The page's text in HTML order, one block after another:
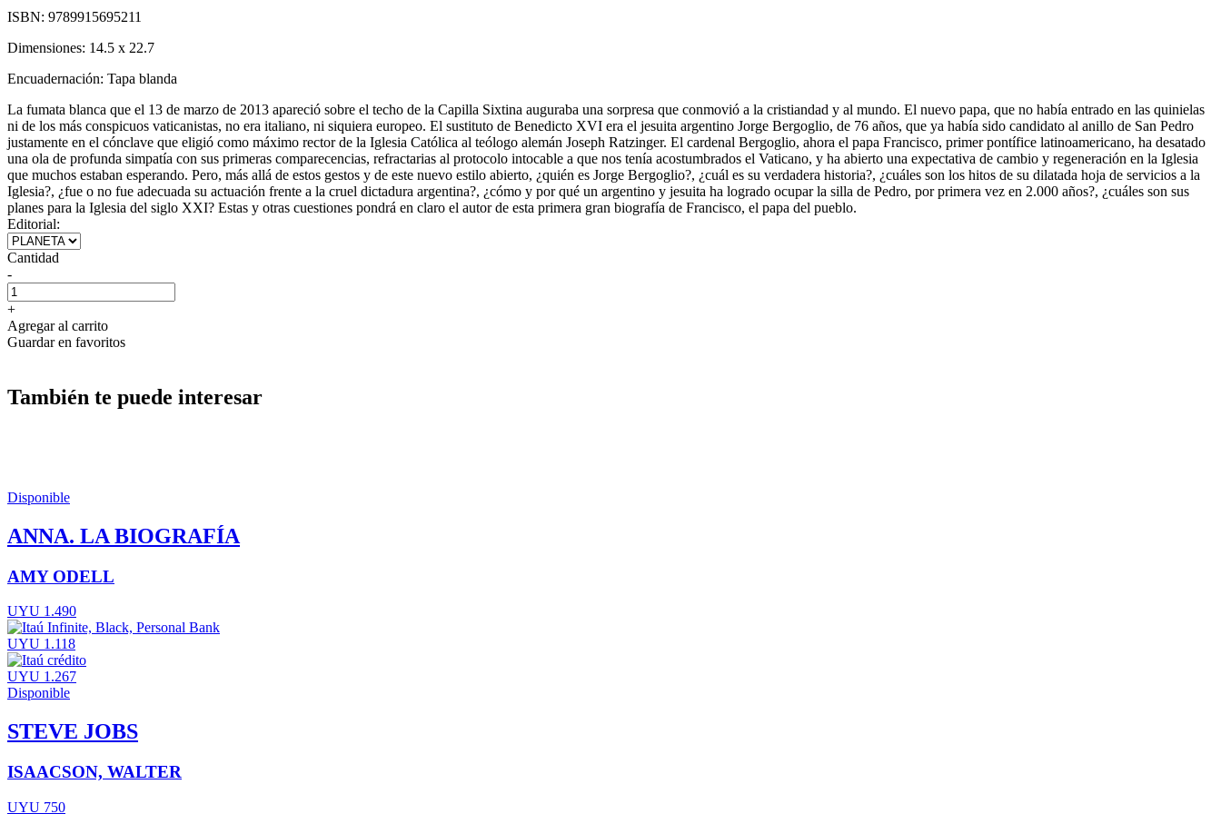
ISBN: 9789915695211
Dimensiones: 14.5 x 22.7
Encuadernación: Tapa blanda
La fumata blanca que el 13 de marzo de 2013 apareció sobre el techo de la Capilla Sixtina auguraba una sorpresa que conmovió a la cristiandad y al mundo. El nuevo papa, que no había entrado en las quinielas
ni de los más conspicuos vaticanistas, no era italiano, ni siquiera europeo. El sustituto de Benedicto XVI era el jesuita argentino Jorge Bergoglio, de 76 años, que ya había sido candidato al anillo de San Pedro
justamente en el cónclave que eligió como máximo rector de la Iglesia Católica al teólogo alemán Joseph Ratzinger. El cardenal Bergoglio, ahora el papa Francisco, primer pontífice latinoamericano, ha desatado
una ola de profunda simpatía con sus primeras comparecencias, refractarias al protocolo intocable a que nos tenía acostumbrados el Vaticano, y ha abierto una expectativa de cambio y regeneración en la Iglesia
que muchos estaban esperando. Pero, más allá de estos gestos y de este nuevo estilo abierto, ¿quién es Jorge Bergoglio?, ¿cuál es su verdadera historia?, ¿cuáles son los hitos de su dilatada hoja de servicios a la
Iglesia?, ¿fue o no fue adecuada su actuación frente a la cruel dictadura argentina?, ¿cómo y por qué un argentino y jesuita ha logrado ocupar la silla de Pedro, por primera vez en 2.000 años?, ¿cuáles son sus
planes para la Iglesia del siglo XXI? Estas y otras cuestiones pondrá en claro el autor de esta primera gran biografía de Francisco, el papa del pueblo.
Editorial:
Cantidad
-
+
Agregar al carrito
Guardar en favoritos
También te puede interesar
Disponible
ANNA. LA BIOGRAFÍA
AMY ODELL
UYU 1.490
UYU 1.118
UYU 1.267
Disponible
STEVE JOBS
ISAACSON, WALTER
UYU 750